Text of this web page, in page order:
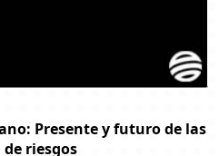
Presente y futuro de las
riesgos